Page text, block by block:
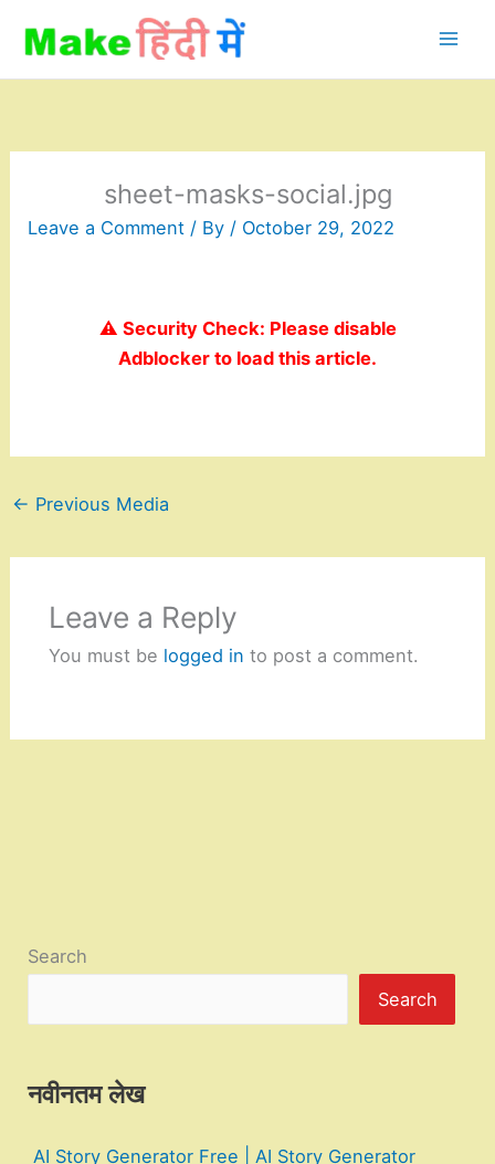
content
sheet-masks-social.jpg
Leave a Comment / By / October 29, 2022
⚠️ Security Check: Please disable
Adblocker to load this article.
← Previous Media
Leave a Reply
You must be logged in to post a comment.
Search
Search
नवीनतम लेख
AI Story Generator Free | AI Story Generator